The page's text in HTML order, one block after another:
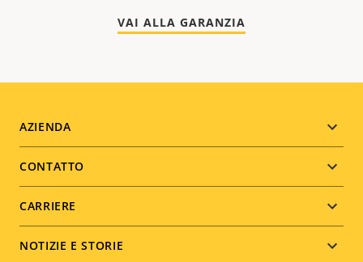
VAI ALLA GARANZIA
Footer
menu
AZIENDA
CONTATTO
CARRIERE
NOTIZIE E STORIE